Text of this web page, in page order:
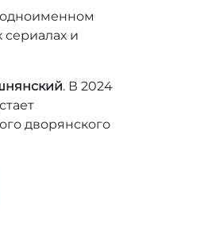
одноименном
и
. В 2024
дворянского